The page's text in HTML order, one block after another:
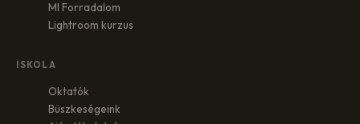
MI Forradalom
Lightroom kurzus
ISKOLA
Oktatók
Büszkeségeink